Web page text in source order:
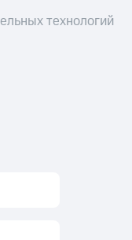
технологий